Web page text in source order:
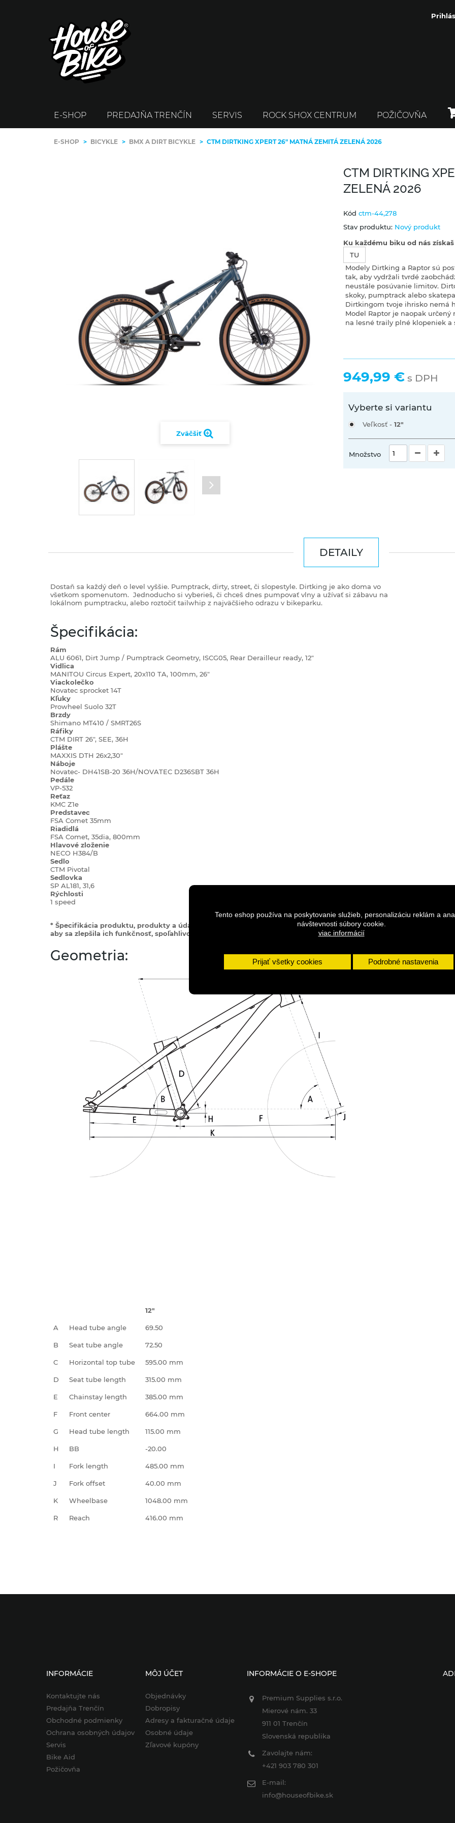
Tento eshop používa na poskytovanie služieb, personalizáciu reklám a
návštevnosti súbory cookie.
viac informácií
Prijať všetky cookies Podrobné nastavenia
E-SHOP PREDAJŇA TRENČÍN SERVIS ROCK SHOX CENTRUM POŽIČOVŇA
E-SHOP > BICYKLE > BMX A DIRT BICYKLE > CTM DIRTKING XPERT 26" MATNÁ ZEMITÁ ZELENÁ 2026
Zväčšiť
CTM DIRTKING
ZELENÁ 2026
Kód ctm-44,278
Stav produktu: Nový produkt
Ku každému biku od nás
TU
Modely Dirtking a Raptor sú
tak, aby vydržali tvrdé
neustále posúvanie limitov.
skoky, pumptrack alebo
Dirtkingom tvoje ihrisko nemá
Model Raptor je naopak určený
na lesné traily plné klopeniek a
949,99 € s DPH
Vyberte si variantu
Veľkosť - 12"
Množstvo
DETAILY
Dostaň sa každý deň o level vyššie. Pumptrack, dirty, street, či slopestyle. Dirtking je ako doma vo
všetkom spomenutom. Jednoducho si vyberieš, či chceš dnes pumpovať vlny a užívať si zábavu na
lokálnom pumptracku, alebo roztočiť tailwhip z najväčšieho odrazu v bikeparku.
Špecifikácia:
Rám
ALU 6061, Dirt Jump / Pumptrack Geometry, ISCG05, Rear Derailleur ready, 12"
Vidlica
MANITOU Circus Expert, 20x110 TA, 100mm, 26"
Viackolečko
Novatec sprocket 14T
Kľuky
Prowheel Suolo 32T
Brzdy
Shimano MT410 / SMRT26S
Ráfiky
CTM DIRT 26", SEE, 36H
Plášte
MAXXIS DTH 26x2,30"
Náboje
Novatec- DH41SB-20 36H/NOVATEC D236SBT 36H
Pedále
VP-532
Reťaz
KMC Z1e
Predstavec
FSA Comet 35mm
Riadidlá
FSA Comet, 35dia, 800mm
Hlavové zloženie
NECO H384/B
Sedlo
CTM Pivotal
Sedlovka
SP AL181, 31,6
Rýchlosti
1 speed
* Špecifikácia produktu, produkty a údaje sa môžu zmeniť bez predchádzajúceho upozornenia,
aby sa zlepšila ich funkčnosť, spoľahlivosť alebo dizajn.
Geometria:
12"
A Head tube angle 69.50
B Seat tube angle 72.50
C Horizontal top tube 595.00 mm
D Seat tube length 315.00 mm
E Chainstay length 385.00 mm
F Front center 664.00 mm
G Head tube length 115.00 mm
H BB -20.00
I Fork length 485.00 mm
J Fork offset 40.00 mm
K Wheelbase 1048.00 mm
R Reach 416.00 mm
INFORMÁCIE
Kontaktujte nás
Predajňa Trenčín
Obchodné podmienky
Ochrana osobných údajov
Servis
Bike Aid
Požičovňa
MÔJ ÚČET
Objednávky
Dobropisy
Adresy a fakturačné údaje
Osobné údaje
Zľavové kupóny
INFORMÁCIE O E-SHOPE
Premium Supplies s.r.o.
Mierové nám. 33
911 01 Trenčín
Slovenská republika
Zavolajte nám:
+421 903 780 301
E-mail:
info@houseofbike.sk